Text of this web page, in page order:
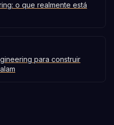
o que realmente está
para construir